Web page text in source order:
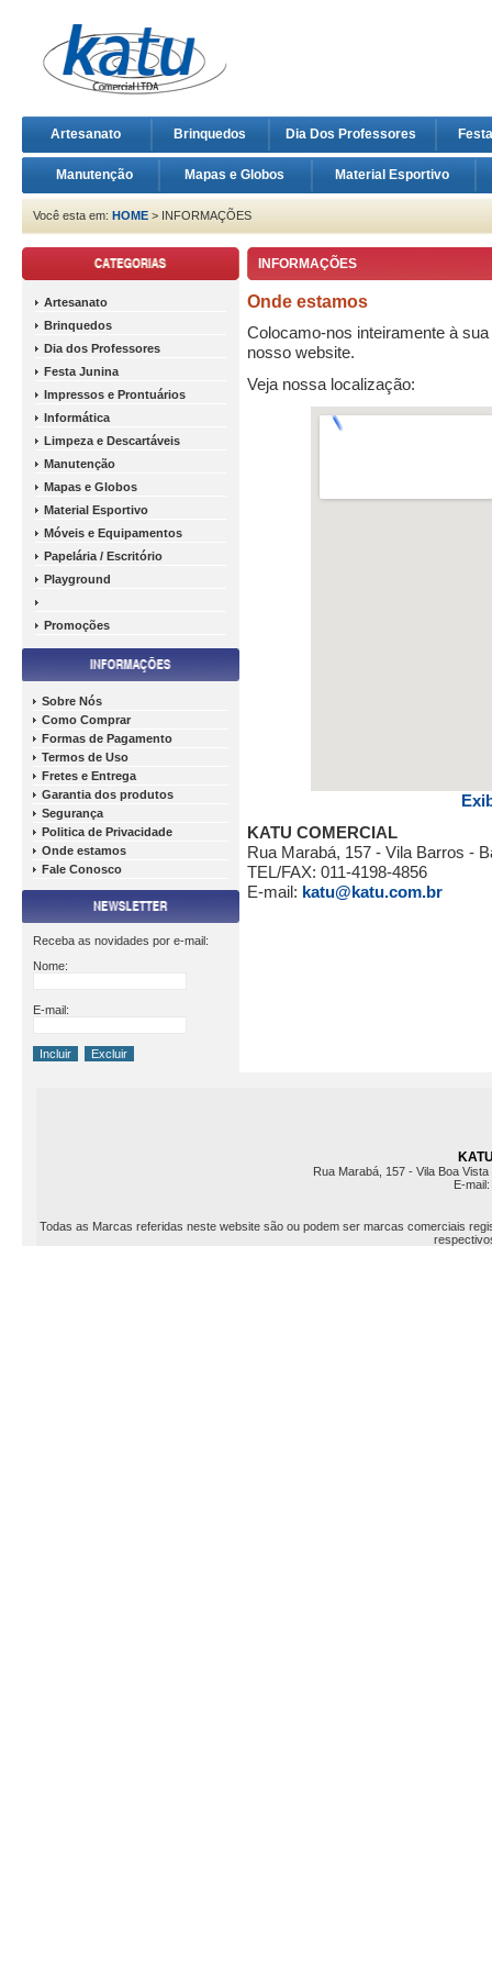
Artesanato Brinquedos Dia Dos Professores
Manutenção Mapas e Globos Material Esportivo
Você esta em: HOME > INFORMAÇÕES
Artesanato
Brinquedos
Dia dos Professores
Festa Junina
Impressos e Prontuários
Informática
Limpeza e Descartáveis
Manutenção
Mapas e Globos
Material Esportivo
Móveis e Equipamentos
Papelária / Escritório
Playground
Promoções
Sobre Nós
Como Comprar
Formas de Pagamento
Termos de Uso
Fretes e Entrega
Garantia dos produtos
Segurança
Politica de Privacidade
Onde estamos
Fale Conosco
Receba as novidades por e-mail:
Nome:
E-mail:
INFORMAÇÕES
Onde estamos
Colocamo-nos inteiramente à
nosso website.
Veja nossa localização:
KATU COMERCIAL
Rua Marabá, 157 - Vila Barros -
TEL/FAX: 011-4198-4856
E-mail: katu@katu.com.br
Rua Marabá, 157 - Vila Boa
E-mail:
Todas as Marcas referidas neste website são ou podem ser marcas comerciais